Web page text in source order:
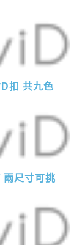
扣 共九色
兩尺寸可挑